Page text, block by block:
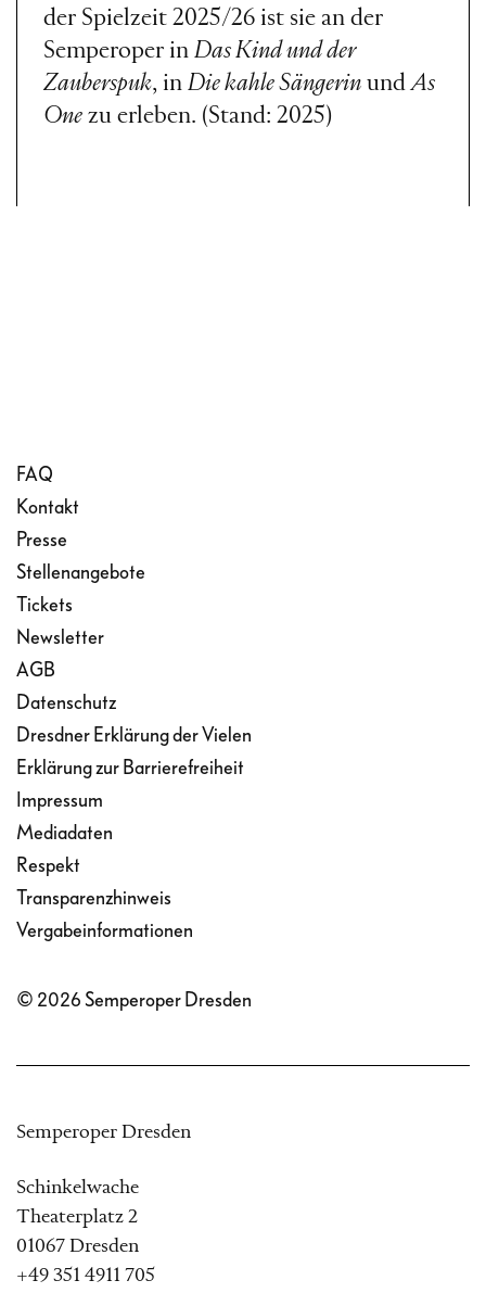
der Spielzeit 2025/26 ist sie an der
Semperoper in Das Kind und der
Zauberspuk, in Die kahle Sängerin undAs
One zu erleben. (Stand: 2025)
FAQ
Kontakt
Presse
Stellenangebote
Tickets
Newsletter
AGB
Datenschutz
Dresdner Erklärung der Vielen
Erklärung zur Barrierefreiheit
Impressum
Mediadaten
Respekt
Transparenzhinweis
Vergabeinformationen
© 2026 Semperoper Dresden
Semperoper Dresden
Schinkelwache
Theaterplatz 2
01067 Dresden
+49 351 4911 705